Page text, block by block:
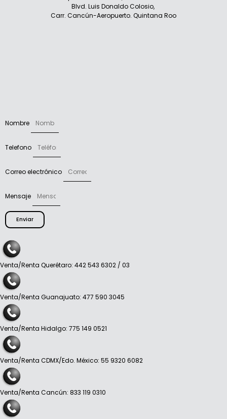
Blvd. Luis Donaldo Colosio,
Carr. Cancún-Aeropuerto. Quintana Roo
Nombre
Telefono
Correo electrónico
Mensaje
Enviar
Venta/Renta Querétaro: 442 543 6302 / 03
Venta/Renta Guanajuato: 477 590 3045
Venta/Renta Hidalgo: 775 149 0521
Venta/Renta CDMX/Edo. México: 55 9320 6082
Venta/Renta Cancún: 833 119 0310